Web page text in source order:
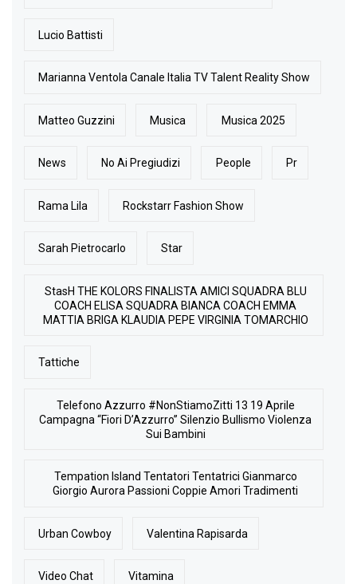
Lucio Battisti
Marianna Ventola Canale Italia TV Talent Reality Show
Matteo Guzzini Musica Musica 2025
News No Ai Pregiudizi People Pr
Rama Lila Rockstarr Fashion Show
Sarah Pietrocarlo Star
StasH THE KOLORS FINALISTA AMICI SQUADRA BLU
COACH ELISA SQUADRA BIANCA COACH EMMA
MATTIA BRIGA KLAUDIA PEPE VIRGINIA TOMARCHIO
Tattiche
Telefono Azzurro #NonStiamoZitti 13 19 Aprile
Campagna “Fiori D’Azzurro” Silenzio Bullismo Violenza
Sui Bambini
Tempation Island Tentatori Tentatrici Gianmarco
Giorgio Aurora Passioni Coppie Amori Tradimenti
Urban Cowboy Valentina Rapisarda
Video Chat Vitamina